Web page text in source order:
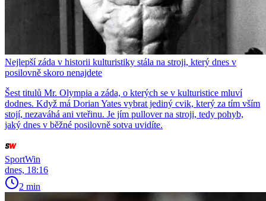
Nejlepší záda v historii kulturistiky stála na stroji, který dnes v
posilovně skoro nenajdete
Šest titulů Mr. Olympia a záda, o kterých se v kulturistice mluví
dodnes. Když má Dorian Yates vybrat jediný cvik, který za tím vším
stojí, nezaváhá ani vteřinu. Je jím pullover na stroji, tedy pohyb,
jaký dnes v běžné posilovně sotva uvidíte.
SportWin
dnes, 18:16
2 min